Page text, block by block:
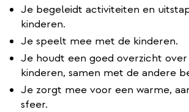
Je begeleidt activiteiten en
kinderen.
Je speelt mee met de kinderen.
Je houdt een goed overzicht over
kinderen, samen met de andere
Je zorgt mee voor een warme,
sfeer.